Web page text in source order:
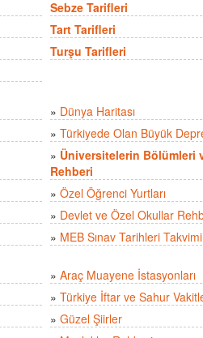
Sebze Tarifleri
Tart Tarifleri
Turşu Tarifleri
» Dünya Haritası
» Türkiyede Olan Büyük
» Üniversitelerin Bölümleri
Rehberi
» Özel Öğrenci Yurtları
» Devlet ve Özel Okullar
» MEB Sınav Tarihleri Takvimi
» Araç Muayene İstasyonları
» Türkiye İftar ve Sahur
» Güzel Şiirler